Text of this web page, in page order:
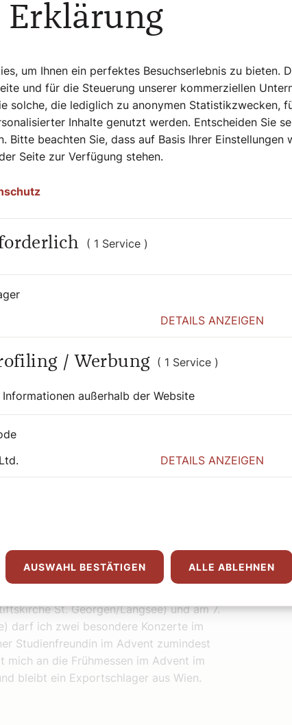
Weihnachts-CDs als ideale
aufgenommen, alle Jahre
abwechselnd eines der
(21. 12.). Dieses Konzert hat etwas
Wochen sorgfältig
72 Stunden Musik zum
Gegen alle (schlechten) Gewohnheiten
nach der Übertragung der
Eine Besonderheit und ein
Johann Baptist Gänsbacher am
Dommusik. Der Südtiroler
(Programmtipps: siehe Infokasten
Jahr im Advent und zum
die „Weihnachts-Schlagertherapie“
Konzert im Großen Saal des Wiener
St. Georgen/Längsee) und am 7.
darf ich zwei besondere Konzerte im
Studienfreundin im Advent zumindest
mich an die Frühmessen im Advent im
bleibt ein Exportschlager aus Wien.
Erklärung
um Ihnen ein perfektes Besuchserlebnis zu bieten.
und für die Steuerung unserer kommerziellen
solche, die lediglich zu anonymen Statistikzwecken,
Inhalte genutzt werden. Entscheiden Sie
Bitte beachten Sie, dass auf Basis Ihrer
Seite zur Verfügung stehen.
( 1 Service )
DETAILS ANZEIGEN
/ Werbung ( 1 Service )
außerhalb der Website
DETAILS ANZEIGEN
AUSWAHL BESTÄTIGEN ALLE ABLEHNEN